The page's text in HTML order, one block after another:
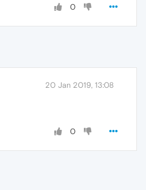
0
20 Jan 2019, 13:08
0